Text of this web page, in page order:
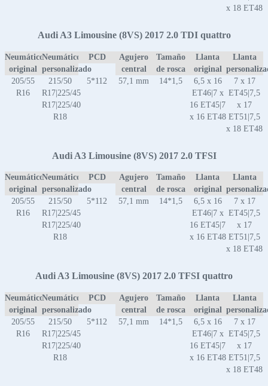
x 18 ET48
Audi A3 Limousine (8VS) 2017 2.0 TDI quattro
Neumático
original
Neumático
personalizado
PCD
Agujero
central
Tamaño
de rosca
Llanta
original
Llanta
205/55
R16
215/50
R17|225/45
R17|225/40
R18
5*112 57,1 mm 14*1,5
6,5 x 16
ET46|7 x
16 ET45|7
x 16 ET48
7 x 17
ET45|7,5
x 17
ET51|7,5
x 18 ET48
Audi A3 Limousine (8VS) 2017 2.0 TFSI
Neumático
original
Neumático
personalizado
PCD
Agujero
central
Tamaño
de rosca
Llanta
original
Llanta
205/55
R16
215/50
R17|225/45
R17|225/40
R18
5*112 57,1 mm 14*1,5
6,5 x 16
ET46|7 x
16 ET45|7
x 16 ET48
7 x 17
ET45|7,5
x 17
ET51|7,5
x 18 ET48
Audi A3 Limousine (8VS) 2017 2.0 TFSI quattro
Neumático
original
Neumático
personalizado
PCD
Agujero
central
Tamaño
de rosca
Llanta
original
Llanta
205/55
R16
215/50
R17|225/45
R17|225/40
R18
5*112 57,1 mm 14*1,5
6,5 x 16
ET46|7 x
16 ET45|7
x 16 ET48
7 x 17
ET45|7,5
x 17
ET51|7,5
x 18 ET48